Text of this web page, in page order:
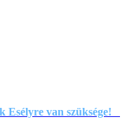
Esélyre van szüksége!